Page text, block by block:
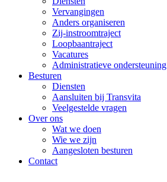
Vervangingen
Anders organiseren
Zij-instroomtraject
Loopbaantraject
Vacatures
Administratieve ondersteuning
Besturen
Diensten
Aansluiten bij Transvita
Veelgestelde vragen
Over ons
Wat we doen
Wie we zijn
Aangesloten besturen
Contact